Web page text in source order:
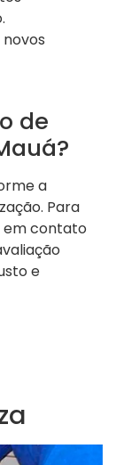
de
a
Para
em contato
e